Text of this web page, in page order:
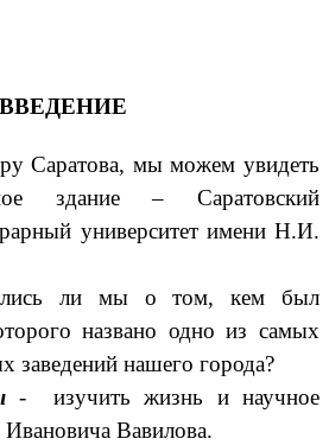
ВВЕДЕНИЕ
Саратова, мы можем увидеть
здание – Саратовский
университет имени Н.И.
ли мы о том, кем был
названо одно из самых
заведений нашего города?
- изучить жизнь и научное
Ивановича Вавилова.